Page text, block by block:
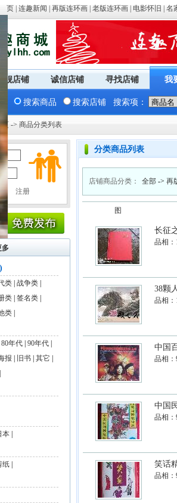
页 连趣新闻 再版连环画 老版连环画 电影怀旧 名
舰店铺 诚信店铺 寻找店铺 我
搜索商品 搜索店铺 搜索项：
页 -> 商品分类列表
多
类 战争类
类 签名类
类
80年代 90年代
报 旧书 其它
本
纸
分类商品列表
店铺商品分类： 全部 -> 再
图
长征
品相：
38颗
品相：
中国
品相：
中国
品相：
笑话
品相：